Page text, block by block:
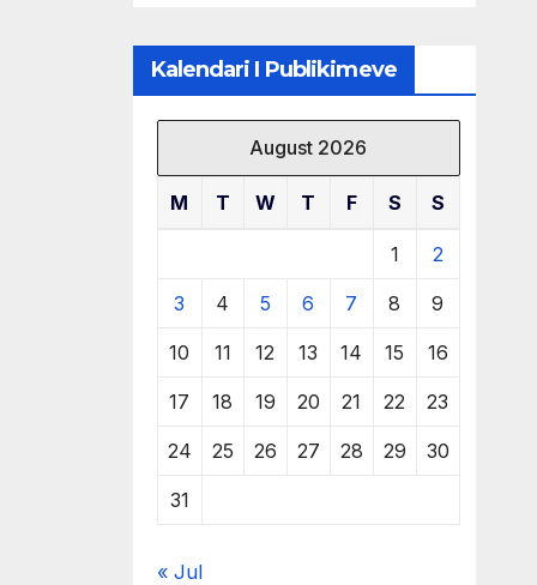
Kalendari I Publikimeve
August 2026
M T W T F S S
1 2
3 4 5 6 7 8 9
10 11 12 13 14 15 16
17 18 19 20 21 22 23
24 25 26 27 28 29 30
31
« Jul